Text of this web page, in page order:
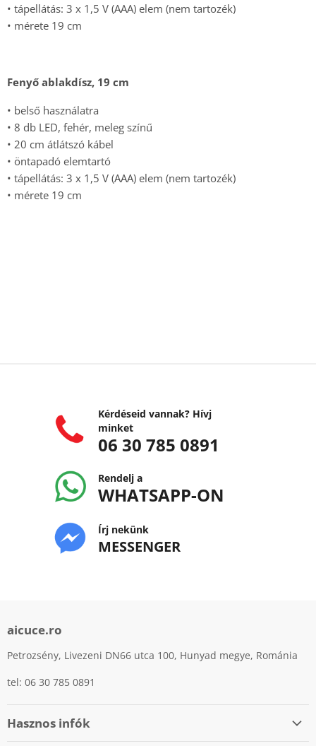
• tápellátás: 3 x 1,5 V (AAA) elem (nem tartozék)
• mérete 19 cm
Fenyő ablakdísz, 19 cm
• belső használatra
• 8 db LED, fehér, meleg színű
• 20 cm átlátszó kábel
• öntapadó elemtartó
• tápellátás: 3 x 1,5 V (AAA) elem (nem tartozék)
• mérete 19 cm
Kérdéseid vannak? Hívj
minket
06 30 785 0891
Rendelj a
WHATSAPP-ON
Írj nekünk
MESSENGER
aicuce.ro
Petrozsény, Livezeni DN66 utca 100, Hunyad megye, Románia
tel: 06 30 785 0891
Hasznos infók